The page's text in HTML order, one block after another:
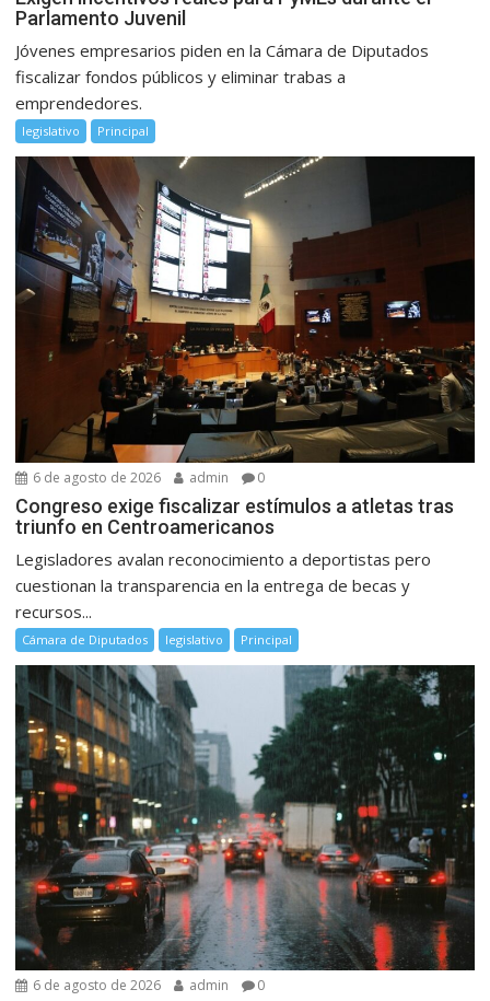
Parlamento Juvenil
Jóvenes empresarios piden en la Cámara de Diputados
fiscalizar fondos públicos y eliminar trabas a
emprendedores.
legislativo Principal
6 de agosto de 2026 admin 0
Congreso exige fiscalizar estímulos a atletas tras
triunfo en Centroamericanos
Legisladores avalan reconocimiento a deportistas pero
cuestionan la transparencia en la entrega de becas y
recursos...
Cámara de Diputados legislativo Principal
6 de agosto de 2026 admin 0